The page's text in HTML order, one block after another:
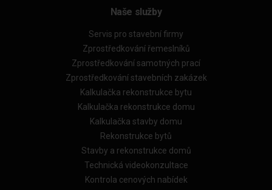
Naše služby
Servis pro stavební firmy
Zprostředkování řemeslníků
Zprostředkování samotných prací
Zprostředkování stavebních zakázek
Kalkulačka rekonstrukce bytu
Kalkulačka rekonstrukce domu
Kalkulačka stavby domu
Rekonstrukce bytů
Stavby a rekonstrukce domů
Technická videokonzultace
Kontrola cenových nabídek